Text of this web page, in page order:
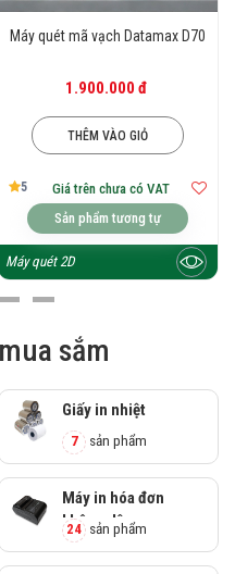
Máy quét mã vạch Datamax D70
1.900.000 đ
THÊM VÀO GIỎ
5
Giá trên chưa có VAT
Sản phẩm tương tự
Máy quét 2D
sắm
Giấy in nhiệt
7 sản phẩm
Máy in hóa đơn
không dây
24 sản phẩm